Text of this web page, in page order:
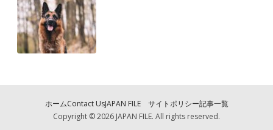
ホームContact UsJAPAN FILE サイトポリシー記事一覧
Copyright © 2026 JAPAN FILE. All rights reserved.